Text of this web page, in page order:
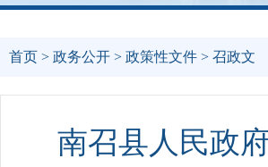
首页 > 政务公开 > 政策性文件 > 召政文
南召县人民政